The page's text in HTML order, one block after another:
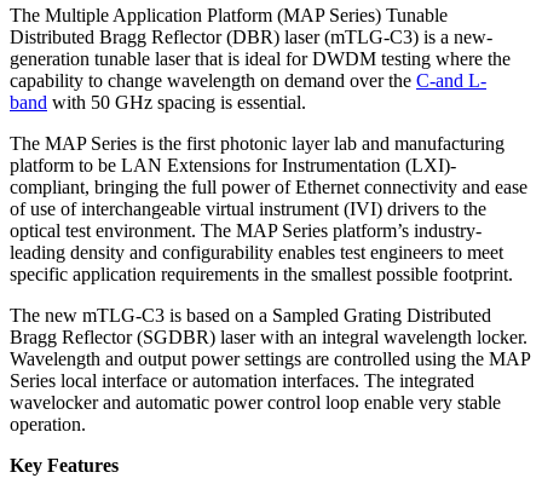
The Multiple Application Platform (MAP Series) Tunable
Distributed Bragg Reflector (DBR) laser (mTLG-C3) is a new-
generation tunable laser that is ideal for DWDM testing where the
capability to change wavelength on demand over the C-and L-
band with 50 GHz spacing is essential.
The MAP Series is the first photonic layer lab and manufacturing
platform to be LAN Extensions for Instrumentation (LXI)-
compliant, bringing the full power of Ethernet connectivity and ease
of use of interchangeable virtual instrument (IVI) drivers to the
optical test environment. The MAP Series platform’s industry-
leading density and configurability enables test engineers to meet
specific application requirements in the smallest possible footprint.
The new mTLG-C3 is based on a Sampled Grating Distributed
Bragg Reflector (SGDBR) laser with an integral wavelength locker.
Wavelength and output power settings are controlled using the MAP
Series local interface or automation interfaces. The integrated
wavelocker and automatic power control loop enable very stable
operation.
Key Features